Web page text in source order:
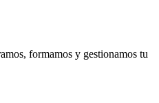
formamos y gestionamos tu